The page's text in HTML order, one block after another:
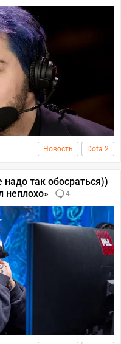
Новость Dota 2
так обосраться))
неплохо»
4